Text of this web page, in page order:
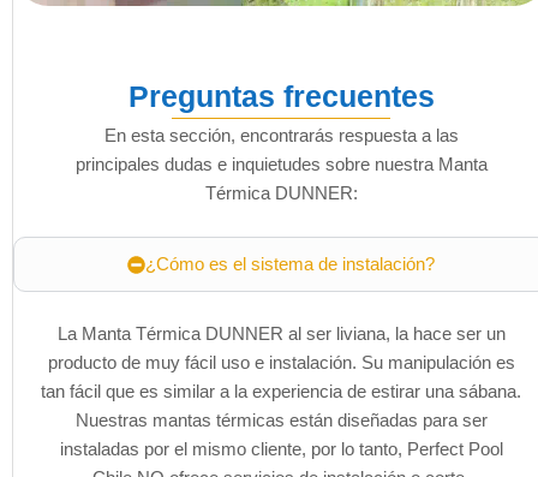
Preguntas frecuentes
En esta sección, encontrarás respuesta a las
principales dudas e inquietudes sobre nuestra Manta
Térmica DUNNER:
¿Cómo es el sistema de instalación?
La Manta Térmica DUNNER al ser liviana, la hace ser un
producto de muy fácil uso e instalación. Su manipulación es
tan fácil que es similar a la experiencia de estirar una sábana.
Nuestras mantas térmicas están diseñadas para ser
instaladas por el mismo cliente, por lo tanto, Perfect Pool